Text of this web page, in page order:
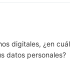
digitales, ¿en
datos personales?